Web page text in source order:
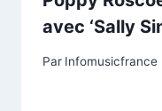
avec ‘Sally
Par Infomusicfrance